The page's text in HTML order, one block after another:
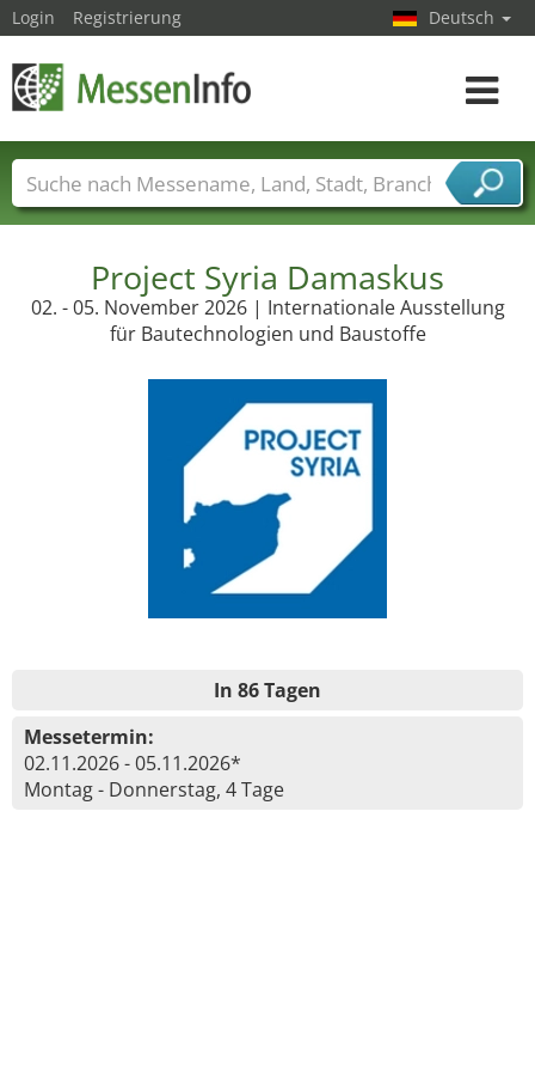
Project Syria Damaskus
02. - 05. November 2026 | Internationale Ausstellung
für Bautechnologien und Baustoffe
In 86 Tagen
Messetermin:
02.11.2026 - 05.11.2026*
Montag - Donnerstag, 4 Tage
Login Registrierung Deutsch
Toggle
Messenamen Länder Städte
Branchen